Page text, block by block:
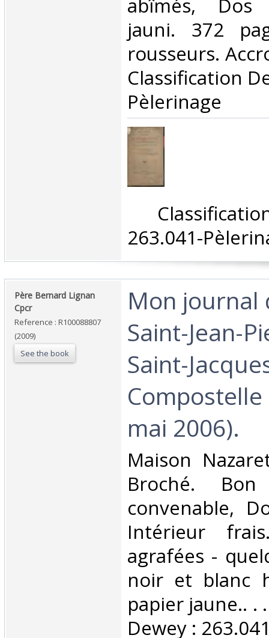
abîmés,
jauni. 372
rousseurs.
Classification
Pèlerinage‎
263.041-
‎Père Bernard Lignan
Cpcr‎
Reference : R100088807
(2009)
See the book
‎Mon journal
Saint-Jean-
Saint-
mai 2006).‎
‎Maison
Broché.
convenable,
Intérieur
agrafées -
noir et blanc
papier jaune.. .
Dewey :